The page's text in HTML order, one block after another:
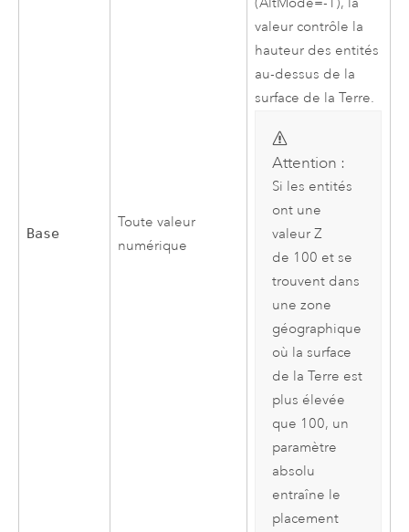
Base
Toute valeur
numérique
valeur contrôle la
hauteur des entités
au-dessus de la
surface de la Terre.
Attention :
Si les entités
ont une
valeur Z
de 100 et se
trouvent dans
une zone
géographique
où la surface
de la Terre est
plus élevée
que 100, un
paramètre
absolu
entraîne le
placement